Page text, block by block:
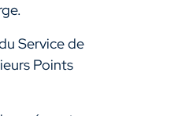
Service de
Points